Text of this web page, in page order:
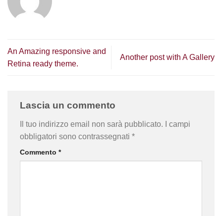
An Amazing responsive and
Retina ready theme.
Another post with A Gallery
Lascia un commento
Il tuo indirizzo email non sarà pubblicato.
I campi
obbligatori sono contrassegnati *
Commento *